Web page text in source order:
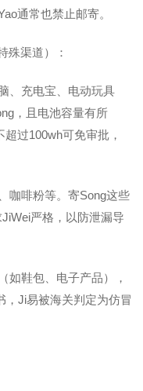
通常也禁止邮寄。
殊渠道）：
、充电宝、电动玩具
，且电池容量有所
过100wh可免审批，
咖啡粉等。寄Song这些
严格，以防泄漏导
如鞋包、电子产品），
，Ji易被海关判定为仿冒